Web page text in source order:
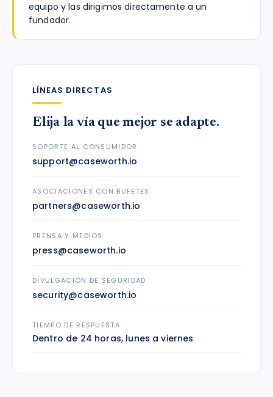
equipo y las dirigimos directamente a un
fundador.
LÍNEAS DIRECTAS
Elija la vía que mejor se adapte.
SOPORTE AL CONSUMIDOR
support@caseworth.io
ASOCIACIONES CON BUFETES
partners@caseworth.io
PRENSA Y MEDIOS
press@caseworth.io
DIVULGACIÓN DE SEGURIDAD
security@caseworth.io
TIEMPO DE RESPUESTA
Dentro de 24 horas, lunes a viernes